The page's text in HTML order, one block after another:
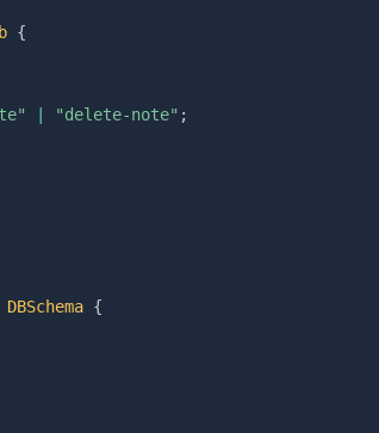
{
"delete-note" ;
DBSchema {